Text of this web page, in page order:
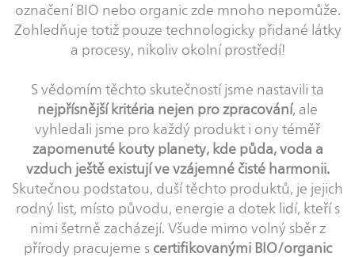
označení BIO nebo organic zde mnoho nepomůže.
Zohledňuje totiž pouze technologicky přidané látky
a procesy, nikoliv okolní prostředí!
S vědomím těchto skutečností jsme nastavili ta
nejpřísnější kritéria nejen pro zpracování, ale
vyhledali jsme pro každý produkt i ony téměř
zapomenuté kouty planety, kde půda, voda a
vzduch ještě existují ve vzájemné čisté harmonii.
Skutečnou podstatou, duší těchto produktů, je jejich
rodný list, místo původu, energie a dotek lidí, kteří s
nimi šetrně zacházejí. Všude mimo volný sběr z
přírody pracujeme s certifikovanými BIO/organic